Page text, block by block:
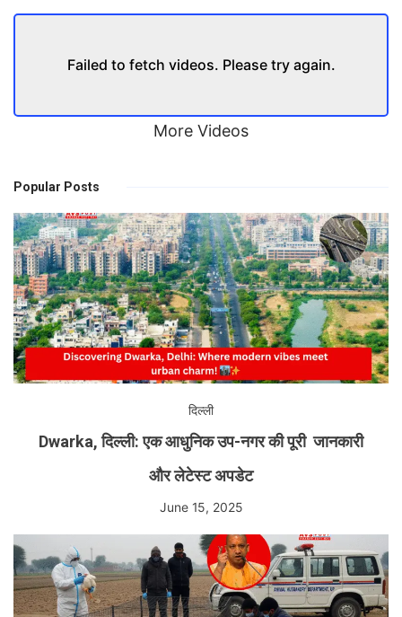
Failed to fetch videos. Please try again.
More Videos
Popular Posts
दिल्ली
Dwarka, दिल्ली: एक आधुनिक उप-नगर की पूरी जानकारी
और लेटेस्ट अपडेट
June 15, 2025